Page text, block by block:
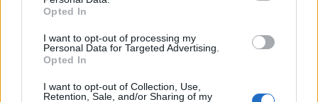
Opted In
I want to opt-out of processing my
Personal Data for Targeted Advertising.
Opted In
I want to opt-out of Collection, Use,
Retention, Sale, and/or Sharing of my